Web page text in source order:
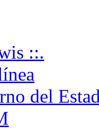
::.
del